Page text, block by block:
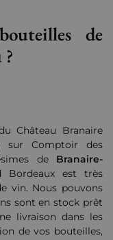
de
Château Branaire
sur Comptoir des
de Branaire-
Bordeaux est très
vin. Nous pouvons
sont en stock prêt
livraison dans les
de vos bouteilles,